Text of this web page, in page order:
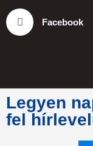
Facebook
Legyen
fel